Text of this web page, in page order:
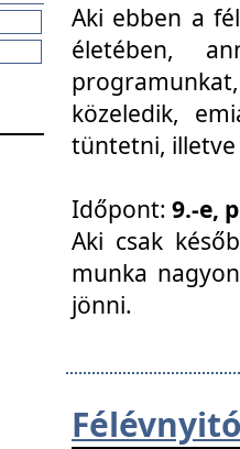
Aki ebben a
életében,
közeledik,
tüntetni, illetve
Időpont: 9.-e,
Aki csak
munka
jönni.